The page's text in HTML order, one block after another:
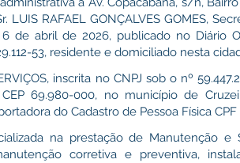
RAFAEL GONÇALVES GOMES,
de abril de 2026, publicado no Diário
53, residente e domiciliado nesta
inscrita no CNPJ sob o nº
69.980-000, no município de
do Cadastro de Pessoa Física CPF
na prestação de Manutenção
corretiva e preventiva,